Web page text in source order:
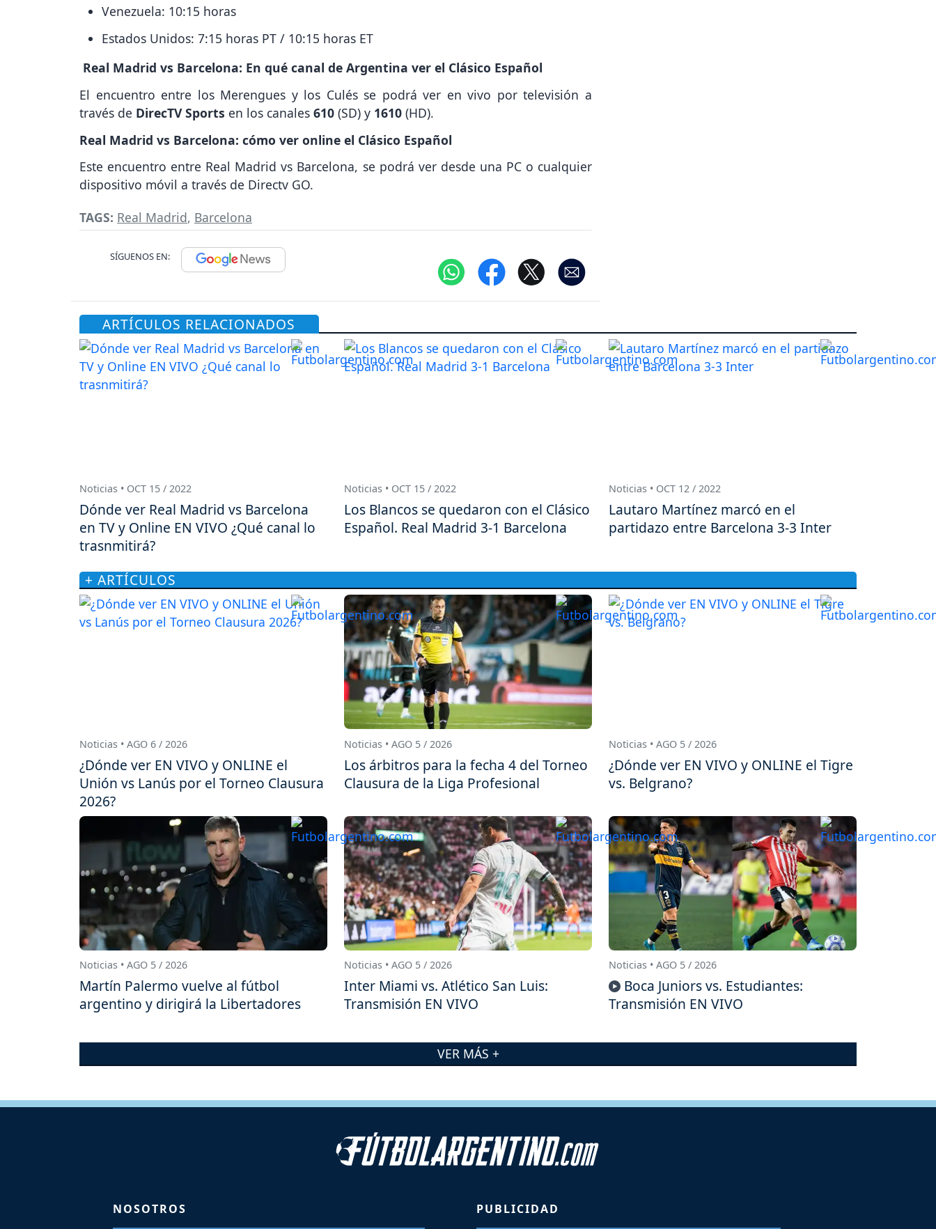
Venezuela: 10:15 horas
Estados Unidos: 7:15 horas PT / 10:15 horas ET
Real Madrid vs Barcelona: En qué canal de Argentina ver el Clásico Español
El encuentro entre los Merengues y los Culés se podrá ver en vivo por televisión a
través de DirecTV Sports en los canales 610 (SD) y 1610 (HD).
Real Madrid vs Barcelona: cómo ver online el Clásico Español
Este encuentro entre Real Madrid vs Barcelona, se podrá ver desde una PC o cualquier
dispositivo móvil a través de Directv GO.
TAGS: Real Madrid, Barcelona
SÍGUENOS EN:
ARTÍCULOS RELACIONADOS
Noticias • OCT 15 / 2022
Dónde ver Real Madrid vs Barcelona
en TV y Online EN VIVO ¿Qué canal lo
trasnmitirá?
Noticias • OCT 15 / 2022
Los Blancos se quedaron con el Clásico
Español. Real Madrid 3-1 Barcelona
Noticias • OCT 12 / 2022
Lautaro Martínez marcó en el
partidazo entre Barcelona 3-3 Inter
+ ARTÍCULOS
Noticias • AGO 6 / 2026
¿Dónde ver EN VIVO y ONLINE el
Unión vs Lanús por el Torneo Clausura
2026?
Noticias • AGO 5 / 2026
Los árbitros para la fecha 4 del Torneo
Clausura de la Liga Profesional
Noticias • AGO 5 / 2026
¿Dónde ver EN VIVO y ONLINE el Tigre
vs. Belgrano?
Noticias • AGO 5 / 2026
Martín Palermo vuelve al fútbol
argentino y dirigirá la Libertadores
Noticias • AGO 5 / 2026
Inter Miami vs. Atlético San Luis:
Transmisión EN VIVO
Noticias • AGO 5 / 2026
Boca Juniors vs. Estudiantes:
Transmisión EN VIVO
VER MÁS +
NOSOTROS PUBLICIDAD